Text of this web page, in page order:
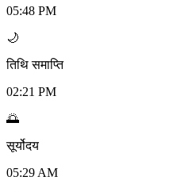
05:48 PM
🌙
तिथि समाप्ति
02:21 PM
🌅
सूर्योदय
05:29 AM